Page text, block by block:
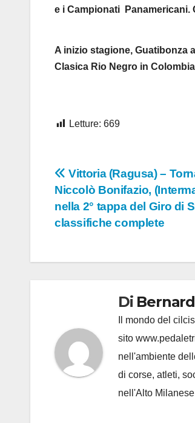
e i Campionati Panamericani.
A inizio stagione, Guatibonza
Clasica Rio Negro in
Letture: 669
Navigazione
articoli
Vittoria (Ragusa) –
Niccolò Bonifazio,
nella 2° tappa del Giro di
classifiche complete
Di
Il mondo del
sito
nell'ambiente
di corse, atleti,
nell'Alto